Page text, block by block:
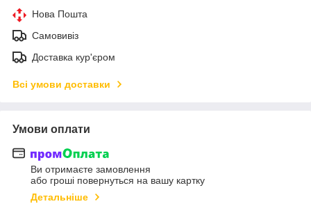
Нова Пошта
Самовивіз
Доставка кур'єром
Всі умови доставки
Умови оплати
Ви отримаєте замовлення
або гроші повернуться на вашу картку
Детальніше